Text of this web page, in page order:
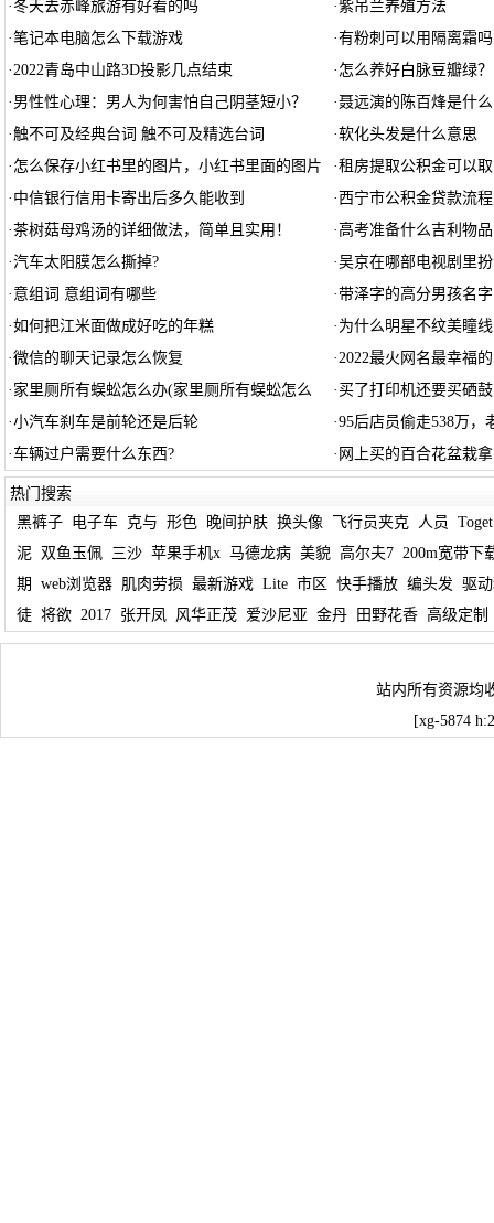
·冬天去赤峰旅游有好看的吗 ·紫吊兰养殖方法
·笔记本电脑怎么下载游戏 ·有粉刺可以用隔离霜
·2022青岛中山路3D投影几点结束 · 怎么养好白脉豆瓣绿？
· 男性性心理：男人为何害怕自己阴茎短小？ ·聂远演的陈百烽是什
·触不可及经典台词 触不可及精选台词 ·软化头发是什么意思
· 怎么保存小红书里的图片，小红书里面的图片 ·租房提取公积金可以
· 中信银行信用卡寄出后多久能收到 · 西宁市公积金贷款流程
·茶树菇母鸡汤的详细做法，简单且实用！ · 高考准备什么吉利物
·汽车太阳膜怎么撕掉? ·吴京在哪部电视剧里
· 意组词 意组词有哪些 ·带泽字的高分男孩名
·如何把江米面做成好吃的年糕 · 为什么明星不纹美瞳线
·微信的聊天记录怎么恢复 ·2022最火网名最幸福
· 家里厕所有蜈蚣怎么办(家里厕所有蜈蚣怎么 · 买了打印机还要买硒
·小汽车刹车是前轮还是后轮 ·95后店员偷走538万，
·车辆过户需要什么东西? · 网上买的百合花盆栽
热门搜索
黑裤子
电子车 克与 形色 晚间护肤 换头像 飞行员夹克 人员
Toget
泥
双鱼玉佩 三沙 苹果手机x 马德龙病 美貌 高尔夫7 200m宽带下
期
web浏览器 肌肉劳损 最新游戏 Lite 市区 快手播放 编头发 驱
徒 将欲 2017 张开凤 风华正茂 爱沙尼亚 金丹 田野花香 高级定制
站内所有资源均
[xg-5874